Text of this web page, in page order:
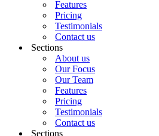
Features
Pricing
Testimonials
Contact us
Sections
About us
Our Focus
Our Team
Features
Pricing
Testimonials
Contact us
Sections